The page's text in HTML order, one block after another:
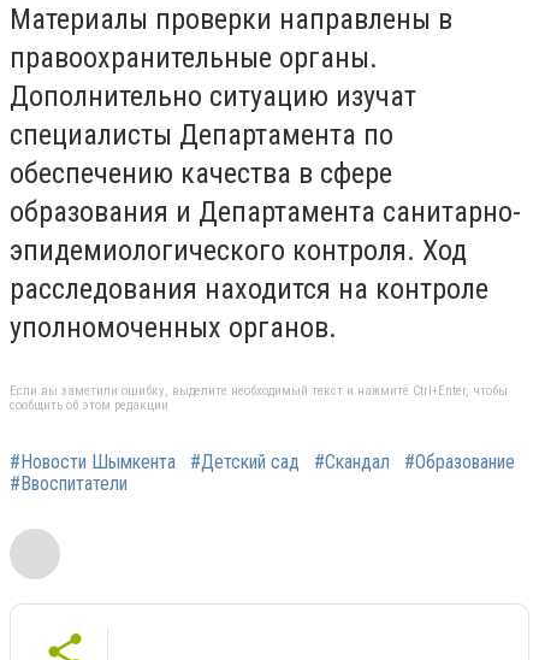
Материалы проверки направлены в
правоохранительные органы.
Дополнительно ситуацию изучат
специалисты Департамента по
обеспечению качества в сфере
образования и Департамента санитарно-
эпидемиологического контроля. Ход
расследования находится на контроле
уполномоченных органов.
Если вы заметили ошибку, выделите необходимый текст и нажмите Ctrl+Enter, чтобы
сообщить об этом редакции
#Новости Шымкента #Детский сад #Скандал
#Образование
#Ввоспитатели